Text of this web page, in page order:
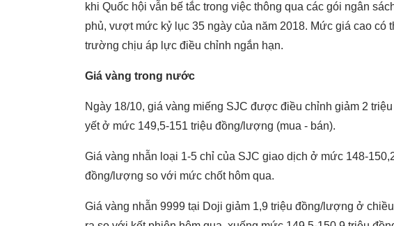
khi Quốc hội vẫn bế tắc trong việc thông qua các gói ngân
phủ, vượt mức kỷ lục 35 ngày của năm 2018. Mức giá cao có
trường chịu áp lực điều chỉnh ngắn hạn.
Giá vàng trong nước
Ngày 18/10, giá vàng miếng SJC được điều chỉnh giảm 2
yết ở mức 149,5-151 triệu đồng/lượng (mua - bán).
Giá vàng nhẫn loại 1-5 chỉ của SJC giao dịch ở mức 148-
đồng/lượng so với mức chốt hôm qua.
Giá vàng nhẫn 9999 tại Doji giảm 1,9 triệu đồng/lượng ở